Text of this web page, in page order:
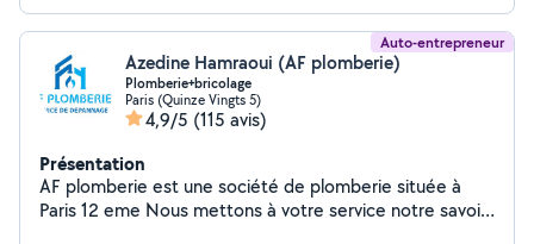
Auto-entrepreneur
Azedine Hamraoui (AF plomberie)
Plomberie+bricolage
Paris (Quinze Vingts 5)
4,9/5 (115 avis)
Présentation
AF plomberie est une société de plomberie située à
Paris 12 eme Nous mettons à votre service notre savoir-